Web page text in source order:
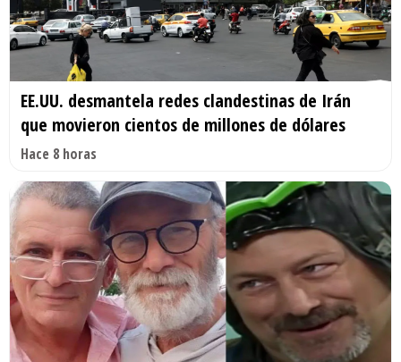
EE.UU. desmantela redes clandestinas de Irán
que movieron cientos de millones de dólares
Hace 8 horas